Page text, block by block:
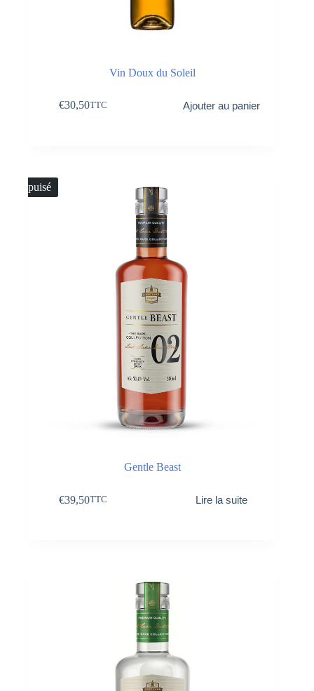
Vin Doux du Soleil
€30,50TTC Ajouter au panier
Épuisé
Gentle Beast
€39,50TTC Lire la suite